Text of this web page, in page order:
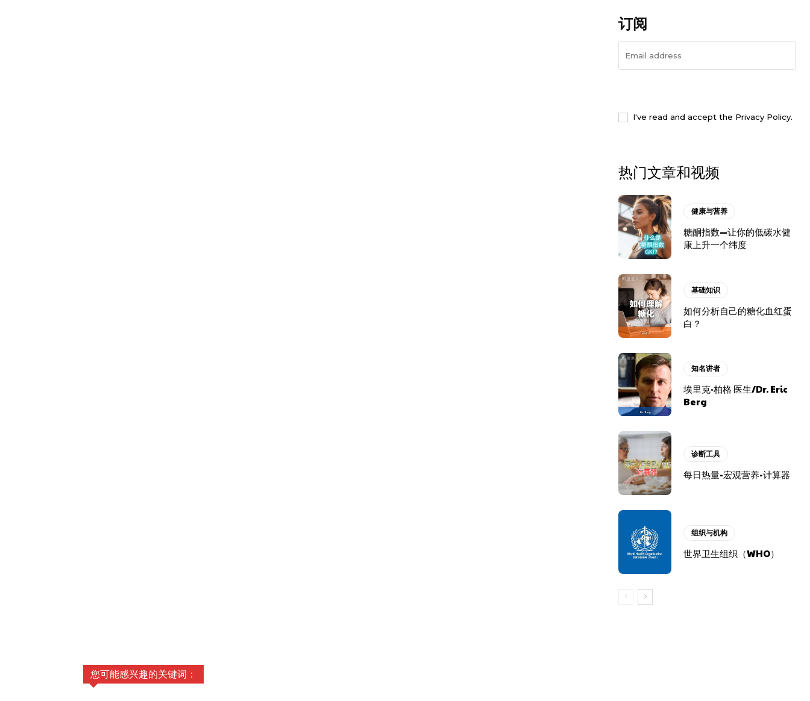
订阅
I've read and accept the Privacy Policy.
热门文章和视频
健康与营养
糖酮指数—让你的低碳水健
康上升一个纬度
基础知识
如何分析自己的糖化血红蛋
白？
知名讲者
埃里克·柏格 医生/Dr. Eric
Berg
诊断工具
每日热量-宏观营养-计算器
组织与机构
世界卫生组织（WHO）
您可能感兴趣的关键词：